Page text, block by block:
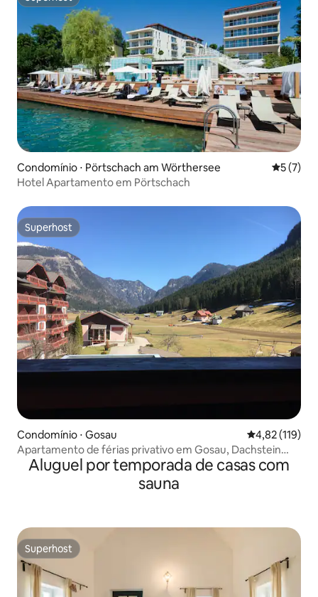
Superhost
Condomínio ⋅ Pörtschach am Wörthersee 5 de
5 (7)
Hotel Apartamento em Pörtschach
Superhost
Superhost
Condomínio ⋅ Gosau 4,82 de uma
4,82 (119)
Apartamento de férias privativo em Gosau, Dachstein
West
Aluguel por temporada de casas com
sauna
Superhost
Superhost